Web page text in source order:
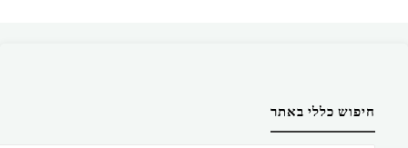
חיפוש כללי באתר